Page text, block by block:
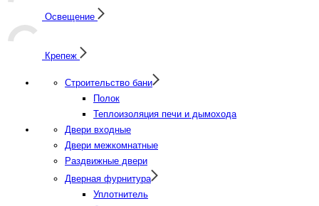
Освещение
Крепеж
Строительство бани
Полок
Теплоизоляция печи и дымохода
Двери входные
Двери межкомнатные
Раздвижные двери
Дверная фурнитура
Уплотнитель